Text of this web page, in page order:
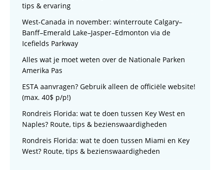
tips & ervaring
West-Canada in november: winterroute Calgary–
Banff–Emerald Lake–Jasper–Edmonton via de
Icefields Parkway
Alles wat je moet weten over de Nationale Parken
Amerika Pas
ESTA aanvragen? Gebruik alleen de officiële website!
(max. 40$ p/p!)
Rondreis Florida: wat te doen tussen Key West en
Naples? Route, tips & bezienswaardigheden
Rondreis Florida: wat te doen tussen Miami en Key
West? Route, tips & bezienswaardigheden